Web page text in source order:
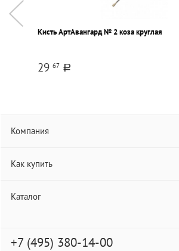
Кисть АртАвангард № 2 коза круглая
29 67 a
Компания
Как купить
Каталог
+7 (495) 380-14-00